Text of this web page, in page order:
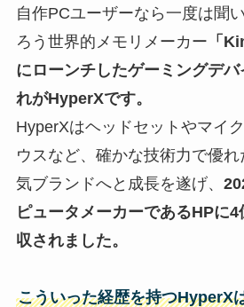
自作PCユーザーなら一度は聞
ろう世界的メモリメーカー 「
にローンチしたゲーミングデ
れがHyperXです。
HyperXはヘッドセットやマイ
ウスなど、確かな技術力で優れ
気ブランドへと成長を遂げ、
ピュータメーカーであるHPに
収されました。
こういった経歴を持つHyperX